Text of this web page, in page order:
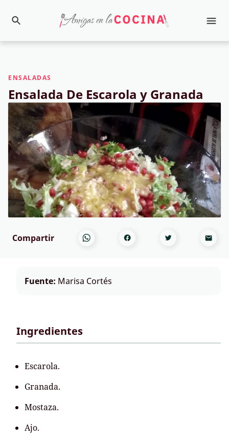
ENSALADAS
Ensalada De Escarola y Granada
Compartir
Fuente: Marisa Cortés
Ingredientes
Escarola.
Granada.
Mostaza.
Ajo.